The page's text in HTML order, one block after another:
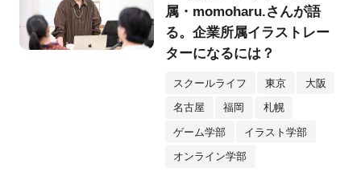
属・momoharu.さんが語
る。企業所属イラストレー
ターになるには？
スクールライフ 東京 大阪
名古屋 福岡 札幌
ゲーム学部 イラスト学部
オンライン学部